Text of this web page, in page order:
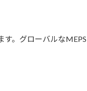
。グローバルな